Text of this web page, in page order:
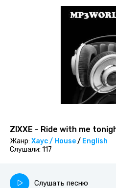
ZIXXE - Ride with me
Жанр: Хаус / House/ English
Слушали: 117
Слушать песню